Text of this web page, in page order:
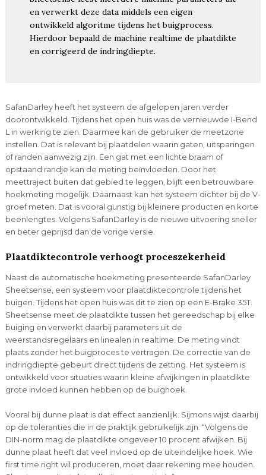
en verwerkt deze data middels een eigen
ontwikkeld algoritme tijdens het buigprocess.
Hierdoor bepaald de machine realtime de plaatdikte
en corrigeerd de indringdiepte.
SafanDarley heeft het systeem de afgelopen jaren verder
doorontwikkeld. Tijdens het open huis was de vernieuwde I-Bend
L in werking te zien. Daarmee kan de gebruiker de meetzone
instellen. Dat is relevant bij plaatdelen waarin gaten, uitsparingen
of randen aanwezig zijn. Een gat met een lichte braam of
opstaand randje kan de meting beïnvloeden. Door het
meettraject buiten dat gebied te leggen, blijft een betrouwbare
hoekmeting mogelijk. Daarnaast kan het systeem dichter bij de V-
groef meten. Dat is vooral gunstig bij kleinere producten en korte
beenlengtes. Volgens SafanDarley is de nieuwe uitvoering sneller
en beter geprijsd dan de vorige versie.
Plaatdiktecontrole verhoogt proceszekerheid
Naast de automatische hoekmeting presenteerde SafanDarley
Sheetsense, een systeem voor plaatdiktecontrole tijdens het
buigen. Tijdens het open huis was dit te zien op een E-Brake 35T.
Sheetsense meet de plaatdikte tussen het gereedschap bij elke
buiging en verwerkt daarbij parameters uit de
weerstandsregelaars en linealen in realtime. De meting vindt
plaats zonder het buigproces te vertragen. De correctie van de
indringdiepte gebeurt direct tijdens de zetting. Het systeem is
ontwikkeld voor situaties waarin kleine afwijkingen in plaatdikte
grote invloed kunnen hebben op de buighoek.
Vooral bij dunne plaat is dat effect aanzienlijk. Sijmons wijst daarbij
op de toleranties die in de praktijk gebruikelijk zijn. “Volgens de
DIN-norm mag de plaatdikte ongeveer 10 procent afwijken. Bij
dunne plaat heeft dat veel invloed op de uiteindelijke hoek. Wie
first time right wil produceren, moet daar rekening mee houden.